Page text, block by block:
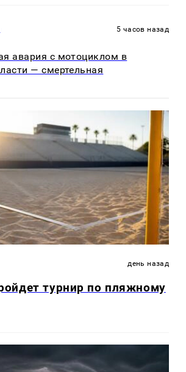
5 часов назад
авария с мотоциклом в
— смертельная
день назад
турнир по пляжному